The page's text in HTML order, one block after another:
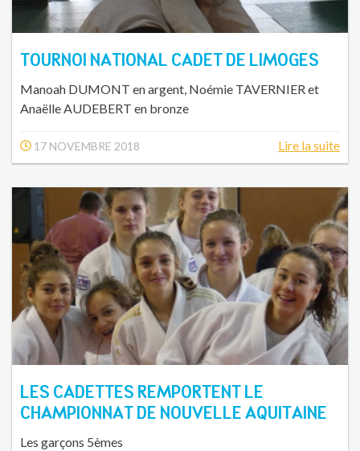
TOURNOI NATIONAL CADET DE LIMOGES
Manoah DUMONT en argent, Noémie TAVERNIER et
Anaëlle AUDEBERT en bronze
17 NOVEMBRE 2018 Lire la suite
LES CADETTES REMPORTENT LE
CHAMPIONNAT DE NOUVELLE AQUITAINE
Les garçons 5èmes